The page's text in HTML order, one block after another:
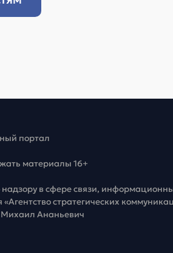
портал
материалы 16+
в сфере связи,
стратегических
Михаил Ананьевич